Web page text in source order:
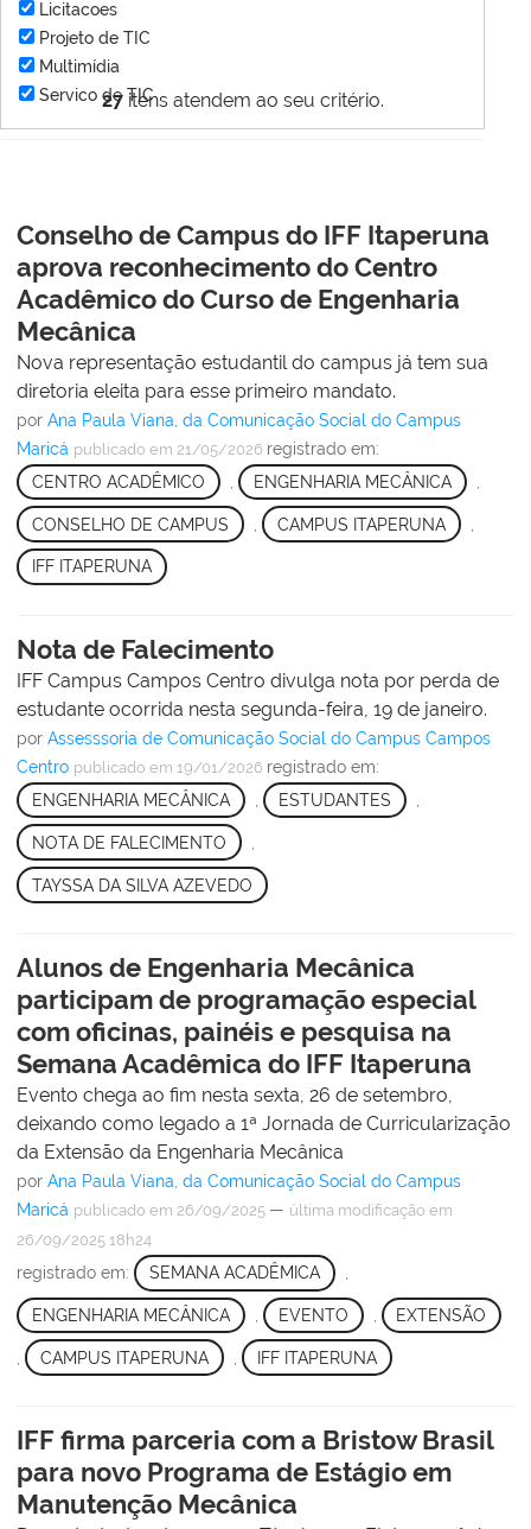
27itens atendem ao seu critério.
Licitacoes
Projeto de TIC
Multimídia
Servico de TIC
Conselho de Campus do IFF Itaperuna
aprova reconhecimento do Centro
Acadêmico do Curso de Engenharia
Mecânica
Nova representação estudantil do campus já tem sua
diretoria eleita para esse primeiro mandato.
por Ana Paula Viana, da Comunicação Social do Campus
Maricá publicado em 21/05/2026 registrado em:
CENTRO ACADÊMICO
ENGENHARIA MECÂNICA
CONSELHO DE CAMPUS CAMPUS ITAPERUNA
IFF ITAPERUNA
Nota de Falecimento
IFF Campus Campos Centro divulga nota por perda de
estudante ocorrida nesta segunda-feira, 19 de janeiro.
por Assesssoria de Comunicação Social do Campus Campos
Centro publicado em 19/01/2026 registrado em:
ENGENHARIA MECÂNICA
ESTUDANTES
NOTA DE FALECIMENTO
TAYSSA DA SILVA AZEVEDO
Alunos de Engenharia Mecânica
participam de programação especial
com oficinas, painéis e pesquisa na
Semana Acadêmica do IFF Itaperuna
Evento chega ao fim nesta sexta, 26 de setembro,
deixando como legado a 1ª Jornada de Curricularização
da Extensão da Engenharia Mecânica
por Ana Paula Viana, da Comunicação Social do Campus
Maricá publicado em 26/09/2025 — última modificação em
26/09/2025 18h24
registrado em: SEMANA ACADÊMICA ,
ENGENHARIA MECÂNICA EVENTO EXTENSÃO
CAMPUS ITAPERUNA IFF ITAPERUNA
IFF firma parceria com a Bristow Brasil
para novo Programa de Estágio em
Manutenção Mecânica